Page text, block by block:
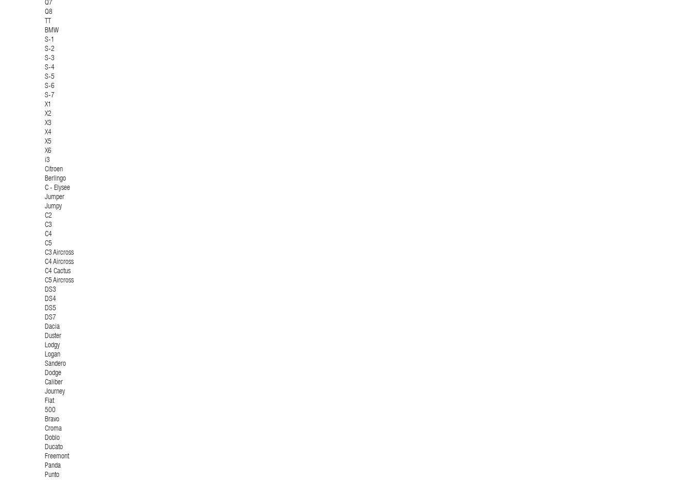
Q7
Q8
TT
BMW
S-1
S-2
S-3
S-4
S-5
S-6
S-7
X1
X2
X3
X4
X5
X6
i3
Citroen
Berlingo
C - Elysee
Jumper
Jumpy
C2
C3
C4
C5
C3 Aircross
C4 Aircross
C4 Cactus
C5 Aircross
DS3
DS4
DS5
DS7
Dacia
Duster
Lodgy
Logan
Sandero
Dodge
Caliber
Journey
Fiat
500
Bravo
Croma
Doblo
Ducato
Freemont
Panda
Punto